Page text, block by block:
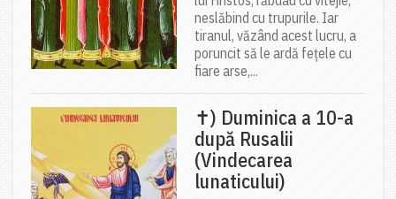
neslăbind cu trupurile. Iar
tiranul, văzând acest lucru, a
poruncit să le ardă fețele cu
fiare arse,...
✝) Duminica a 10-a
după Rusalii
(Vindecarea
lunaticului)